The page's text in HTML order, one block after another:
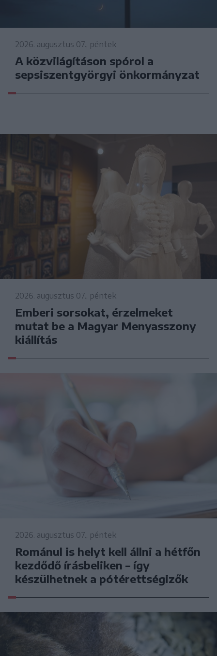
2026. augusztus 07., péntek
A közvilágításon spórol a
sepsiszentgyörgyi önkormányzat
2026. augusztus 07., péntek
Emberi sorsokat, érzelmeket
mutat be a Magyar Menyasszony
kiállítás
2026. augusztus 07., péntek
Románul is helyt kell állni a hétfőn
kezdődő írásbeliken – így
készülhetnek a pótérettségizők